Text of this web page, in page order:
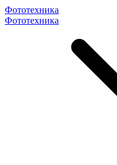
Фототехника
Фототехника